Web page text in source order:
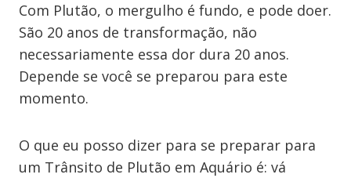
Com Plutão, o mergulho é fundo, e pode doer.
São 20 anos de transformação, não
necessariamente essa dor dura 20 anos.
Depende se você se preparou para este
momento.
O que eu posso dizer para se preparar para
um Trânsito de Plutão em Aquário é: vá